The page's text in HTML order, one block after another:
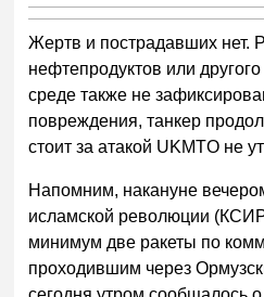
Жертв и пострадавших нет.
нефтепродуктов или
среде также не
повреждения, танкер
стоит за атакой UKMTO не
Напомним, накануне
исламской революции
минимум две ракеты по
проходившим через